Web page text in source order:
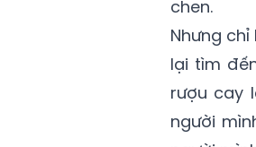
chen.
Nhưng
lại tìm
rượu cay
người